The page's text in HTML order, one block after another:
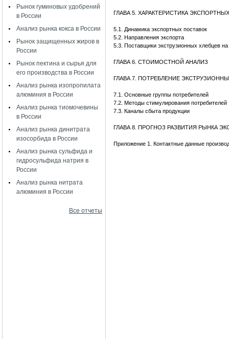
Рынок гуминовых удобрений
в России
Анализ рынка кокса в России
Рынок защищенных жиров в
России
Рынок пектина и сырья для
его производства в России
Анализ рынка изопропилата
алюминия в России
Анализ рынка тиомочевины
в России
Анализ рынка динитрата
изосорбида в России
Анализ рынка сульфида и
гидросульфида натрия в
России
Анализ рынка нитрата
алюминия в России
Все отчеты
ГЛАВА 5. ХАРАКТЕРИСТИКА
5.1. Динамика экспортных поставок
5.2. Направления экспорта
5.3. Поставщики экструзионных хлебцев
ГЛАВА 6. СТОИМОСТНОЙ АНАЛИЗ
ГЛАВА 7. ПОТРЕБЛЕНИЕ
7.1. Основные группы потребителей
7.2. Методы стимулирования потребителей
7.3. Каналы сбыта продукции
ГЛАВА 8. ПРОГНОЗ РАЗВИТИЯ РЫНКА
Приложение 1. Контактные данные